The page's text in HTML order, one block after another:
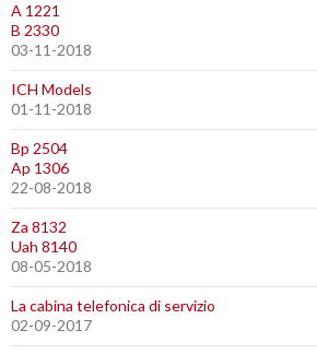
A 1221
B 2330
03-11-2018
ICH Models
01-11-2018
Bp 2504
Ap 1306
22-08-2018
Za 8132
Uah 8140
08-05-2018
La cabina telefonica di servizio
02-09-2017